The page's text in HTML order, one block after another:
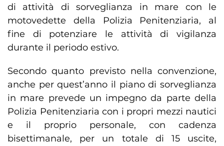
di attività di sorveglianza in mare con le
motovedette della Polizia Penitenziaria, al
fine di potenziare le attività di vigilanza
durante il periodo estivo.
Secondo quanto previsto nella convenzione,
anche per quest’anno il piano di sorveglianza
in mare prevede un impegno da parte della
Polizia Penitenziaria con i propri mezzi nautici
e il proprio personale, con cadenza
bisettimanale, per un totale di 15 uscite,